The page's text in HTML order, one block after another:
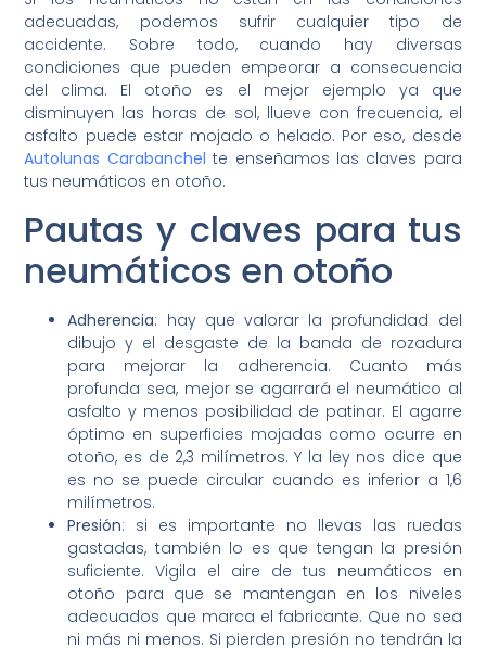
adecuadas, podemos sufrir cualquier tipo de
accidente. Sobre todo, cuando hay diversas
condiciones que pueden empeorar a consecuencia
del clima. El otoño es el mejor ejemplo ya que
disminuyen las horas de sol, llueve con frecuencia, el
asfalto puede estar mojado o helado. Por eso, desde
Autolunas Carabanchel te enseñamos las claves para
tus neumáticos en otoño.
Pautas y claves para tus
neumáticos en otoño
Adherencia: hay que valorar la profundidad del
dibujo y el desgaste de la banda de rozadura
para mejorar la adherencia. Cuanto más
profunda sea, mejor se agarrará el neumático al
asfalto y menos posibilidad de patinar. El agarre
óptimo en superficies mojadas como ocurre en
otoño, es de 2,3 milímetros. Y la ley nos dice que
es no se puede circular cuando es inferior a 1,6
milímetros.
Presión: si es importante no llevas las ruedas
gastadas, también lo es que tengan la presión
suficiente. Vigila el aire de tus neumáticos en
otoño para que se mantengan en los niveles
adecuados que marca el fabricante. Que no sea
ni más ni menos. Si pierden presión no tendrán la